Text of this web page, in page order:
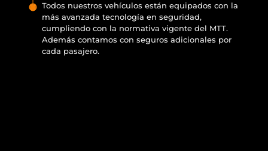
Todos nuestros vehículos están equipados con la
más avanzada tecnología en seguridad,
cumpliendo con la normativa vigente del MTT.
Además contamos con seguros adicionales por
cada pasajero.